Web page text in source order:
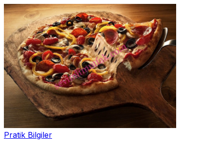
Pratik Bilgiler